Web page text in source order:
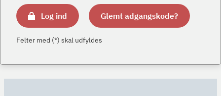
Log ind Glemt adgangskode?
Felter med (*) skal udfyldes